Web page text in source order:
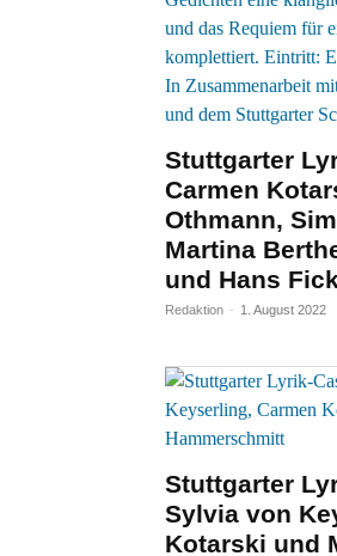
Stuttgarter
Carmen
Othmann,
Martina
und Hans
Redaktion - 1. August 2022
Stuttgarter
Sylvia von
Kotarski und